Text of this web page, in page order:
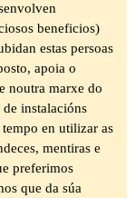
beneficios)
estas persoas
apoia o
noutra marxe do
instalacións
en utilizar as
mentiras e
preferimos
que da súa